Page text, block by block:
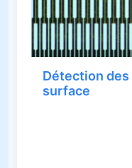
Détection
surface